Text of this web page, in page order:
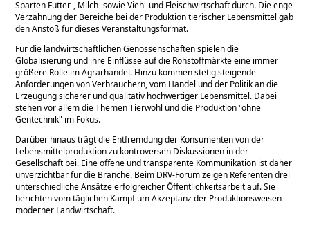
Sparten Futter-, Milch- sowie Vieh- und Fleischwirtschaft durch. Die enge
Verzahnung der Bereiche bei der Produktion tierischer Lebensmittel gab
den Anstoß für dieses Veranstaltungsformat.
Für die landwirtschaftlichen Genossenschaften spielen die
Globalisierung und ihre Einflüsse auf die Rohstoffmärkte eine immer
größere Rolle im Agrarhandel. Hinzu kommen stetig steigende
Anforderungen von Verbrauchern, vom Handel und der Politik an die
Erzeugung sicherer und qualitativ hochwertiger Lebensmittel. Dabei
stehen vor allem die Themen Tierwohl und die Produktion ohne
Gentechnik im Fokus.
Darüber hinaus trägt die Entfremdung der Konsumenten von der
Lebensmittelproduktion zu kontroversen Diskussionen in der
Gesellschaft bei. Eine offene und transparente Kommunikation ist daher
unverzichtbar für die Branche. Beim DRV-Forum zeigen Referenten drei
unterschiedliche Ansätze erfolgreicher Öffentlichkeitsarbeit auf. Sie
berichten vom täglichen Kampf um Akzeptanz der Produktionsweisen
moderner Landwirtschaft.